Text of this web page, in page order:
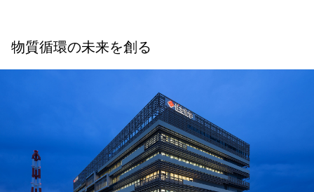
物質循環の未来を創る